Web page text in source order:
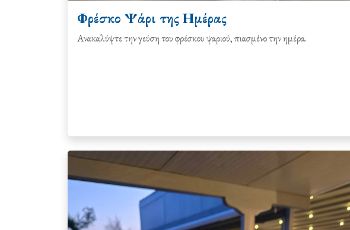
Φρέσκο Ψάρι της Ημέρας
Ανακαλύψτε την γεύση του φρέσκου ψαριού, πιασμένο την ημέρα.